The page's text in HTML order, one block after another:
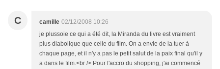
C camille 02/12/2008 10:26
je plussoie ce qui a été dit, la Miranda du livre est vraiment
plus diabolique que celle du film. On a envie de la tuer à
chaque page, et il n'y a pas le petit salut de la paix final qu'il y
a dans le film.<br /> Pour l'accro du shopping, j'ai commencé